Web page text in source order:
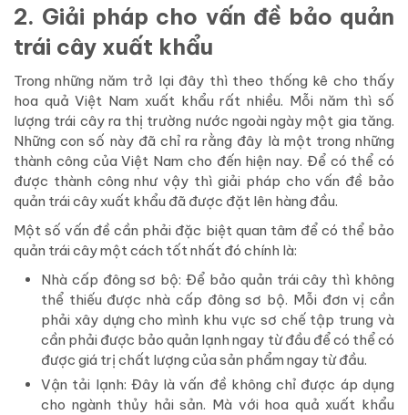
2. Giải pháp cho vấn đề bảo quản
trái cây xuất khẩu
Trong những năm trở lại đây thì theo thống kê cho thấy
hoa quả Việt Nam xuất khẩu rất nhiều. Mỗi năm thì số
lượng trái cây ra thị trường nước ngoài ngày một gia tăng.
Những con số này đã chỉ ra rằng đây là một trong những
thành công của Việt Nam cho đến hiện nay. Để có thể có
được thành công như vậy thì giải pháp cho vấn đề bảo
quản trái cây xuất khẩu đã được đặt lên hàng đầu.
Một số vấn đề cần phải đặc biệt quan tâm để có thể bảo
quản trái cây một cách tốt nhất đó chính là:
Nhà cấp đông sơ bộ: Để bảo quản trái cây thì không
thể thiếu được nhà cấp đông sơ bộ. Mỗi đơn vị cần
phải xây dựng cho mình khu vực sơ chế tập trung và
cần phải được bảo quản lạnh ngay từ đầu để có thể có
được giá trị chất lượng của sản phẩm ngay từ đầu.
Vận tải lạnh: Đây là vấn đề không chỉ được áp dụng
cho ngành thủy hải sản. Mà với hoa quả xuất khẩu